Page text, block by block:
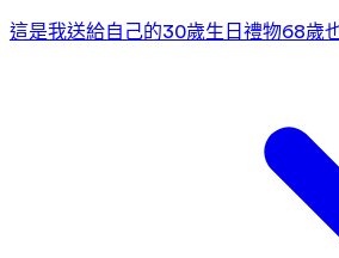
這是我送給自己的30歲生日禮物68歲